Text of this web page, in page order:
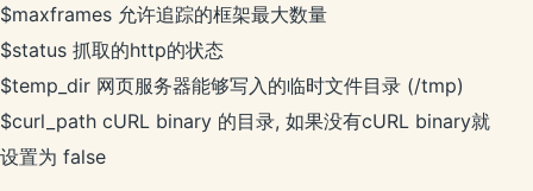
$maxframes 允许追踪的框架最大数量
$status 抓取的http的状态
$temp_dir 网页服务器能够写入的临时文件目录 (/tmp)
$curl_path cURL binary 的目录, 如果没有cURL binary就
设置为 false